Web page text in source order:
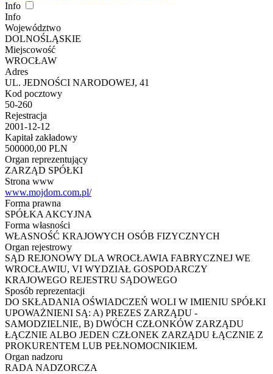
Info
Info
Województwo
DOLNOŚLĄSKIE
Miejscowość
WROCŁAW
Adres
UL. JEDNOŚCI NARODOWEJ, 41
Kod pocztowy
50-260
Rejestracja
2001-12-12
Kapitał zakładowy
500000,00 PLN
Organ reprezentujący
ZARZĄD SPÓŁKI
Strona www
www.mojdom.com.pl/
Forma prawna
SPÓŁKA AKCYJNA
Forma własności
WŁASNOŚĆ KRAJOWYCH OSÓB FIZYCZNYCH
Organ rejestrowy
SĄD REJONOWY DLA WROCŁAWIA FABRYCZNEJ WE
WROCŁAWIU, VI WYDZIAŁ GOSPODARCZY
KRAJOWEGO REJESTRU SĄDOWEGO
Sposób reprezentacji
DO SKŁADANIA OŚWIADCZEŃ WOLI W IMIENIU SPÓŁKI
UPOWAŻNIENI SĄ: A) PREZES ZARZĄDU -
SAMODZIELNIE, B) DWÓCH CZŁONKÓW ZARZĄDU
ŁĄCZNIE ALBO JEDEN CZŁONEK ZARZĄDU ŁĄCZNIE Z
PROKURENTEM LUB PEŁNOMOCNIKIEM.
Organ nadzoru
RADA NADZORCZA